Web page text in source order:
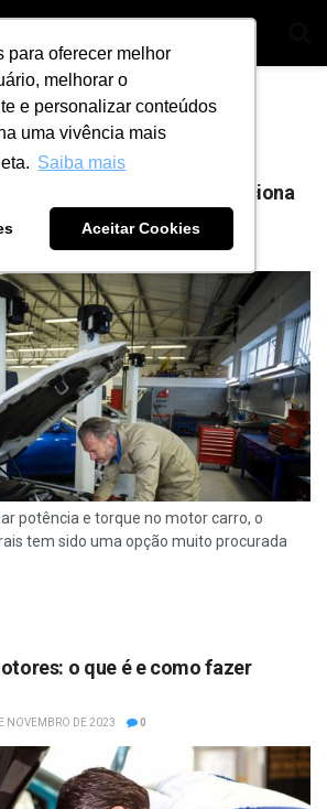
para oferecer melhor
melhorar o
e personalizar conteúdos
uma vivência mais
Saiba mais
Aceitar Cookies
o que é e como funciona
JUNHO DE 2021
potência e torque no motor carro, o
tem sido uma opção muito procurada
o que é e como fazer
NOVEMBRO DE 2023 0